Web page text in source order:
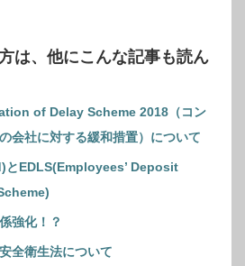
は、他にこんな記事も読ん
of Delay Scheme 2018（コン
会社に対する緩和措置）について
EDLS(Employees’ Deposit
強化！？
全衛生法について